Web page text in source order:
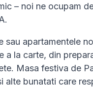
– noi ne ocupam
sau apartamentele
a la carte, din
Masa festiva de
bunatati care